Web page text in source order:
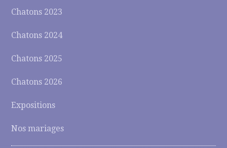
Chatons 2023
Chatons 2024
Chatons 2025
Chatons 2026
Expositions
Nos mariages